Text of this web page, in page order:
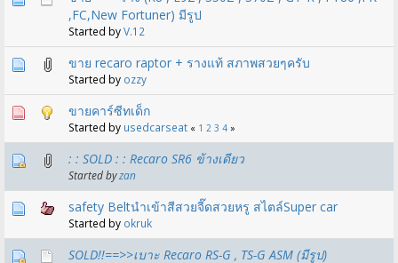
,FC,New Fortuner) มีรูป
Started byV.12
ขาย recaro raptor + รางแท้ สภาพสวยๆครับ
Started by ozzy
ขายคาร์ซีทเด็ก
Started by usedcarseat « 1 2 3 4 »
: : SOLD : : Recaro SR6 ข้างเดียว
Started byzan
safety Beltนำเข้าสีสวยจี๊ดสวยหรู สไตล์Super car
Started by okruk
SOLD!!==>>เบาะ Recaro RS-G , TS-G ASM (มีรูป)